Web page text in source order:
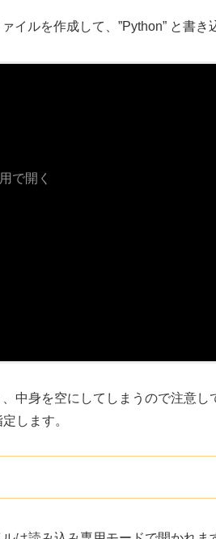
イルを作成して、”Python” と書き
で開く
中身を空にしてしまうので注意し
します。